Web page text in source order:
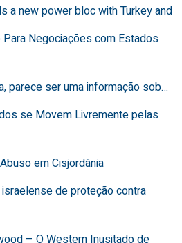
a new power bloc with Turkey and
Para Negociações com Estados
parece ser uma informação sob…
se Movem Livremente pelas
em Cisjordânia
de proteção contra
– O Western Inusitado de